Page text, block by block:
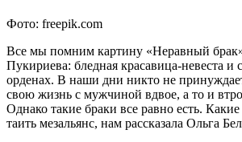
Фото: freepik.com
Все мы помним картину «Неравный
Пукириева: бледная красавица-невеста и
орденах. В наши дни никто не
свою жизнь с мужчиной вдвое, а то и
Однако такие браки все равно есть.
таить мезальянс, нам рассказала Ольга